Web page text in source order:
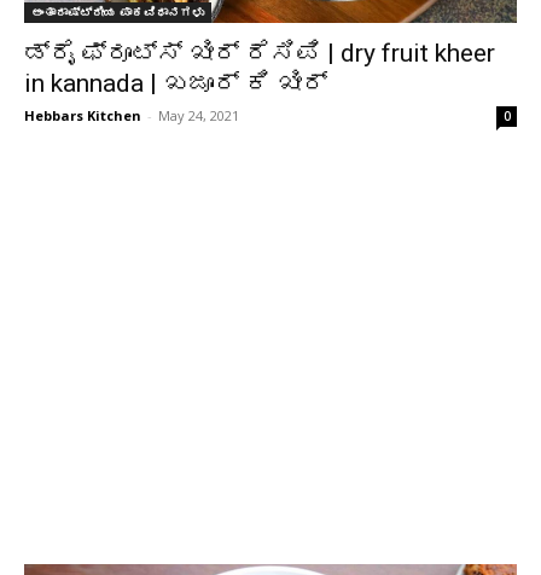
ಅಂತಾರಾಷ್ಟ್ರೀಯ ಪಾಕವಿಧಾನಗಳು
ಡ್ರೈ ಫ್ರೂಟ್ಸ್ ಖೀರ್ ರೆಸಿಪಿ | dry fruit kheer
in kannada | ಖಜೂರ್ ಕಿ ಖೀರ್
Hebbars Kitchen - May 24, 2021 0